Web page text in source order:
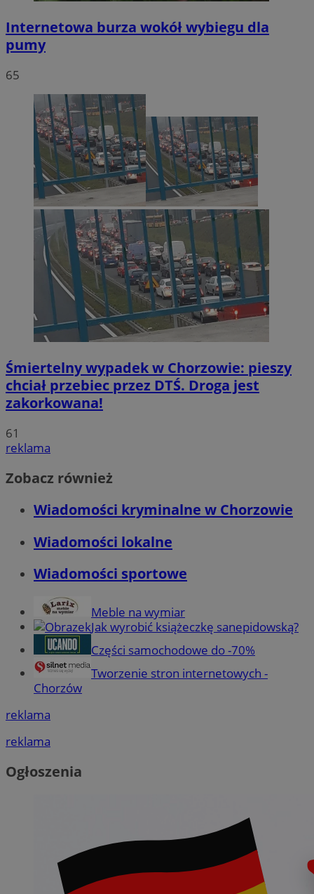
Internetowa burza wokół wybiegu dla
pumy
65
Śmiertelny wypadek w Chorzowie: pieszy
chciał przebiec przez DTŚ. Droga jest
zakorkowana!
61
reklama
Zobacz również
Wiadomości kryminalne w Chorzowie
Wiadomości lokalne
Wiadomości sportowe
Meble na wymiar
Jak wyrobić książeczkę sanepidowską?
Części samochodowe do -70%
Tworzenie stron internetowych -
Chorzów
reklama
reklama
Ogłoszenia